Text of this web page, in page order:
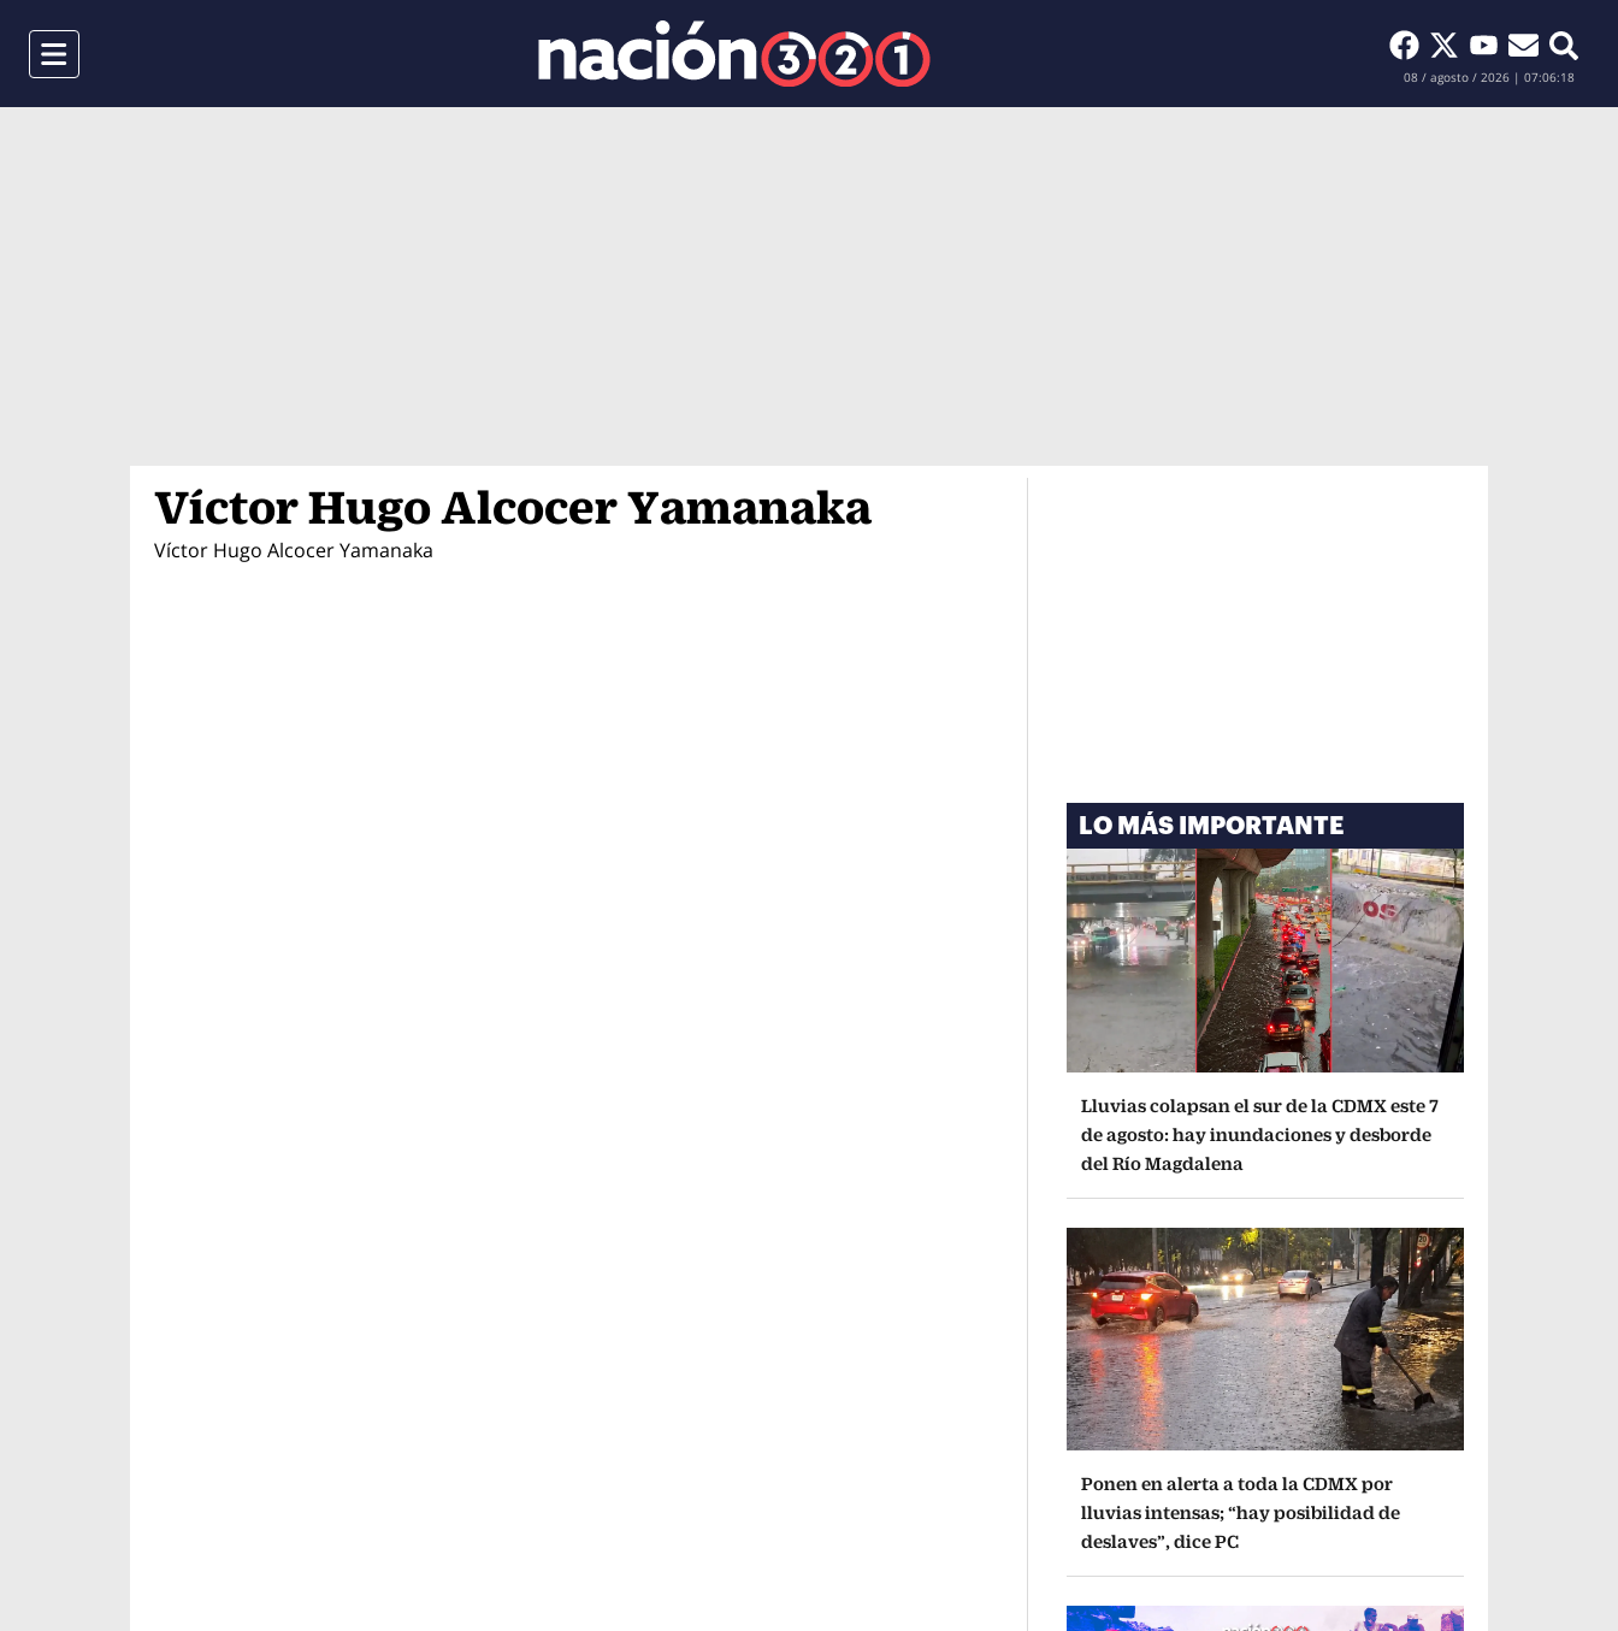
Menu Buscar
08 / agosto / 2026 | 07:06:19
Víctor Hugo Alcocer Yamanaka
Víctor Hugo Alcocer Yamanaka
LO MÁS IMPORTANTE
Lluvias colapsan el sur de la CDMX este 7
de agosto: hay inundaciones y desborde
del Río Magdalena
Ponen en alerta a toda la CDMX por
lluvias intensas; “hay posibilidad de
deslaves”, dice PC